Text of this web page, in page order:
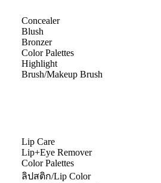
Concealer
Blush
Bronzer
Color Palettes
Highlight
Brush/Makeup Brush
Lip Care
Lip+Eye Remover
Color Palettes
ลิปสติก/Lip Color